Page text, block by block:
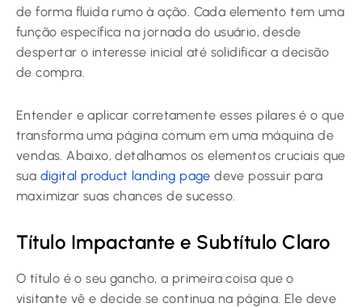
de forma fluida rumo à ação. Cada elemento tem uma
função específica na jornada do usuário, desde
despertar o interesse inicial até solidificar a decisão
de compra.
Entender e aplicar corretamente esses pilares é o que
transforma uma página comum em uma máquina de
vendas. Abaixo, detalhamos os elementos cruciais que
sua digital product landing page deve possuir para
maximizar suas chances de sucesso.
Título Impactante e Subtítulo Claro
O título é o seu gancho, a primeira coisa que o
visitante vê e decide se continua na página. Ele deve